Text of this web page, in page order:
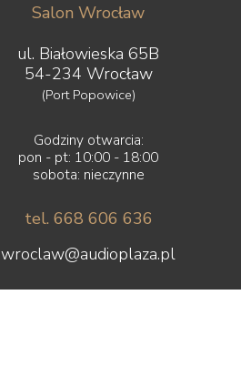
Salon Wrocław
ul. Białowieska 65B
54-234 Wrocław
(Port Popowice)
Godziny otwarcia:
pon - pt: 10:00 - 18:00
sobota: nieczynne
tel. 668 606 636
wroclaw@audioplaza.pl